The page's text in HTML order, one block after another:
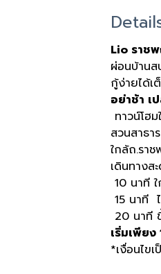
Lio ราช
ผ่อนบ้าน
กู้ง่ายได้เ
อย่าช้า เ
ทาวน์โฮ
สวนสาธ
ใกล้ถ.รา
เดินทาง
10 นาที
15 นาที
20 นาที
เริ่มเพียง
*เงื่อนไข